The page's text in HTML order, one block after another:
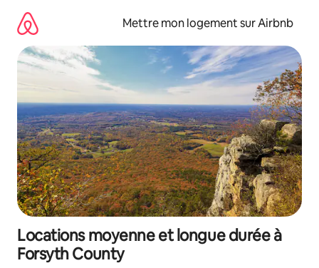
directement
contenu
Mettre mon logement sur Airbnb
Locations moyenne et longue durée à
Forsyth County